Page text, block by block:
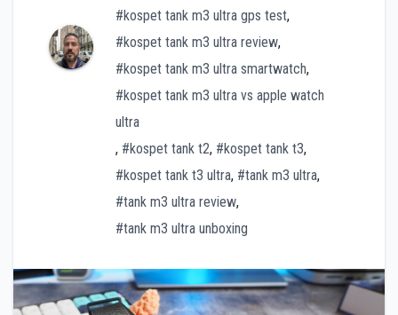
#kospet tank m3 ultra gps test,
#kospet tank m3 ultra review,
#kospet tank m3 ultra smartwatch,
#kospet tank m3 ultra vs apple watch
ultra
, #kospet tank t2, #kospet tank t3,
#kospet tank t3 ultra, #tank m3 ultra,
#tank m3 ultra review,
#tank m3 ultra unboxing